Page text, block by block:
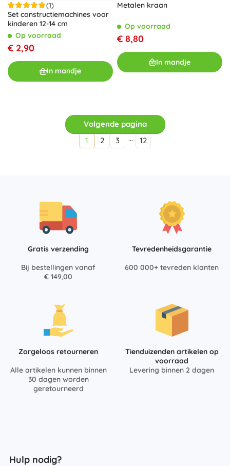
(1)
Set constructiemachines voor
kinderen 12-14 cm
Op voorraad
€ 2,90
In mandje
Metalen kraan
Op voorraad
€ 8,80
In mandje
Volgende pagina
1
2 3 … 12
Gratis verzending
Bij bestellingen vanaf
€ 149,00
Tevredenheidsgarantie
600 000+ tevreden klanten
Zorgeloos retourneren
Alle artikelen kunnen binnen
30 dagen worden
geretourneerd
Tienduizenden artikelen op
voorraad
Levering binnen 2 dagen
Hulp nodig?